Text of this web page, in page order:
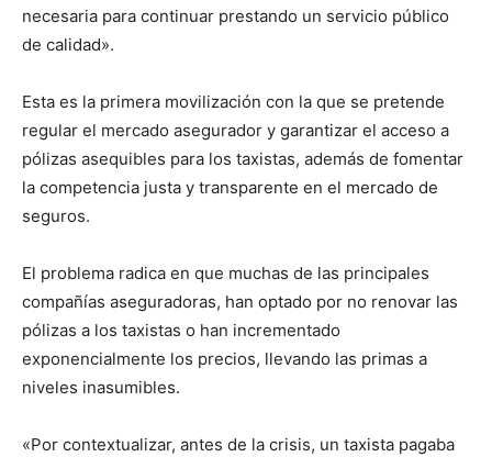
necesaria para continuar prestando un servicio público
de calidad».
Esta es la primera movilización con la que se pretende
regular el mercado asegurador y garantizar el acceso a
pólizas asequibles para los taxistas, además de fomentar
la competencia justa y transparente en el mercado de
seguros.
El problema radica en que muchas de las principales
compañías aseguradoras, han optado por no renovar las
pólizas a los taxistas o han incrementado
exponencialmente los precios, llevando las primas a
niveles inasumibles.
«Por contextualizar, antes de la crisis, un taxista pagaba